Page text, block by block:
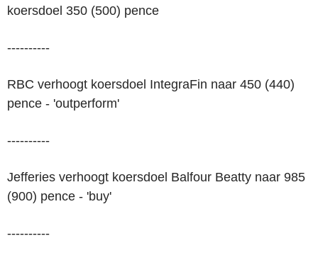
koersdoel 350 (500) pence
----------
RBC verhoogt koersdoel IntegraFin naar 450 (440)
pence - 'outperform'
----------
Jefferies verhoogt koersdoel Balfour Beatty naar 985
(900) pence - 'buy'
----------